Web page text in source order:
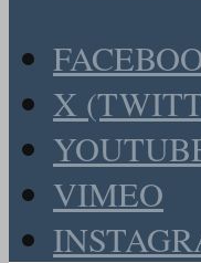
X
VIMEO